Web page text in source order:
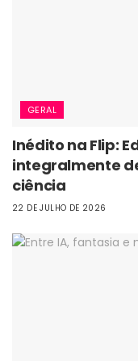
GERAL
Inédito na Flip:
integralmente
ciência
22 DE JULHO DE 2026